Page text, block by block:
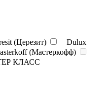
(Церезит)
Dulux
(Мастеркофф)
КЛАСС